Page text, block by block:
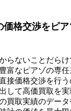
価格交渉をピ
らないことだらけ
富なピアゾの専
接価格交渉を行
して高価買取を実
買取実績のデー